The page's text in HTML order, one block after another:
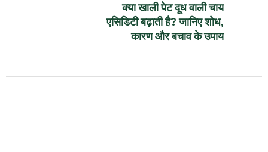
क्या खाली पेट दूध वाली चाय
एसिडिटी बढ़ाती है? जानिए शोध,
कारण और बचाव के उपाय